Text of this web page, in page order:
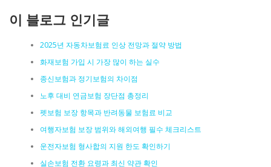
이 블로그 인기글
2025년 자동차보험료 인상 전망과 절약 방법
화재보험 가입 시 가장 많이 하는 실수
종신보험과 정기보험의 차이점
노후 대비 연금보험 장단점 총정리
펫보험 보장 항목과 반려동물 보험료 비교
여행자보험 보장 범위와 해외여행 필수 체크리스트
운전자보험 형사합의 지원 한도 확인하기
실손보험 전환 요령과 최신 약관 확인